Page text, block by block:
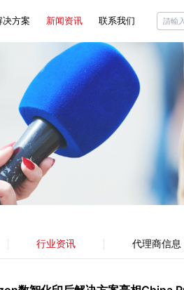
决方案 新闻资讯
公司动态
行业资讯
代理商信息
联系我们
行业资讯 代理商信息